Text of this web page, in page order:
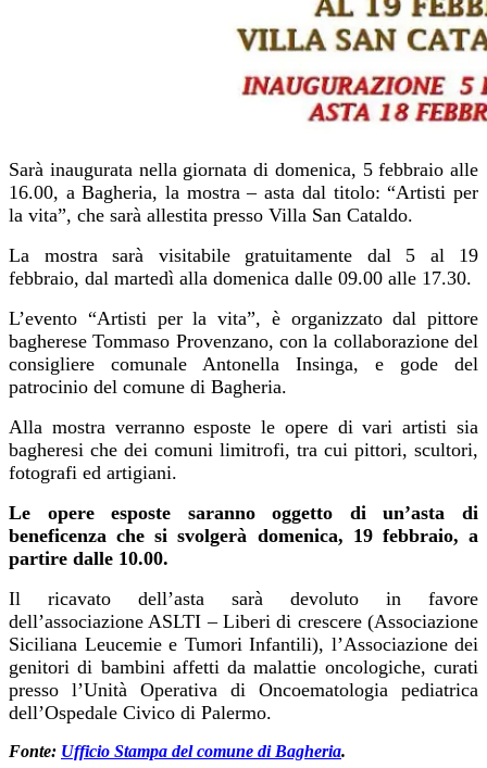
Sarà inaugurata nella giornata di domenica, 5 febbraio alle
16.00, a Bagheria, la mostra – asta dal titolo: “Artisti per
la vita”, che sarà allestita presso Villa San Cataldo.
La mostra sarà visitabile gratuitamente dal 5 al 19
febbraio, dal martedì alla domenica dalle 09.00 alle 17.30.
L’evento “Artisti per la vita”, è organizzato dal pittore
bagherese Tommaso Provenzano, con la collaborazione del
consigliere comunale Antonella Insinga, e gode del
patrocinio del comune di Bagheria.
Alla mostra verranno esposte le opere di vari artisti sia
bagheresi che dei comuni limitrofi, tra cui pittori, scultori,
fotografi ed artigiani.
Le opere esposte saranno oggetto di un’asta di
beneficenza che si svolgerà domenica, 19 febbraio, a
partire dalle 10.00.
Il ricavato dell’asta sarà devoluto in favore
dell’associazione ASLTI – Liberi di crescere (Associazione
Siciliana Leucemie e Tumori Infantili), l’Associazione dei
genitori di bambini affetti da malattie oncologiche, curati
presso l’Unità Operativa di Oncoematologia pediatrica
dell’Ospedale Civico di Palermo.
Fonte: Ufficio Stampa del comune di Bagheria.